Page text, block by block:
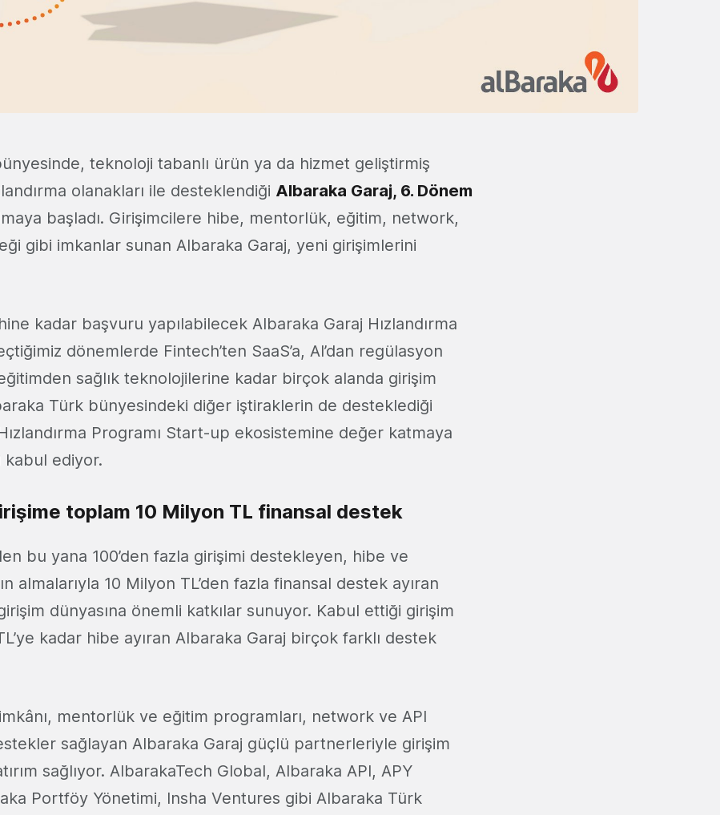
teknoloji tabanlı ürün ya da hizmet geliştirmiş
olanakları ile desteklendiği Albaraka Garaj, 6. Dönem
başladı. Girişimcilere hibe, mentorlük, eğitim, network,
gibi imkanlar sunan Albaraka Garaj, yeni girişimlerini
kadar başvuru yapılabilecek Albaraka Garaj Hızlandırma
dönemlerde Fintech’ten SaaS’a, AI’dan regülasyon
sağlık teknolojilerine kadar birçok alanda girişim
Türk bünyesindeki diğer iştiraklerin de desteklediği
Programı Start-up ekosistemine değer katmaya
kabul ediyor.
toplam 10 Milyon TL finansal destek
bu yana 100’den fazla girişimi destekleyen, hibe ve
almalarıyla 10 Milyon TL’den fazla finansal destek ayıran
dünyasına önemli katkılar sunuyor. Kabul ettiği girişim
kadar hibe ayıran Albaraka Garaj birçok farklı destek
mentorlük ve eğitim programları, network ve API
sağlayan Albaraka Garaj güçlü partnerleriyle girişim
sağlıyor. AlbarakaTech Global, Albaraka API, APY
Portföy Yönetimi, Insha Ventures gibi Albaraka Türk